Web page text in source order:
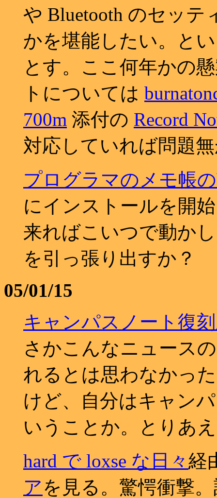
や Bluetooth のセッ
かを堪能したい。と
とす。ここ何年かの
トについては
700m 添付の Record
対応していれば問題
プログラマのメモ帳
にインストールを開
来ればこいつで動か
を引っ張り出すか？
05/01/15
キャンパスノート復
さかこんなニュース
れるとは思わなかっ
けど、自分はキャン
いうことか。とりあ
hard で loxse な日々経
アを見る。驚愕衝撃